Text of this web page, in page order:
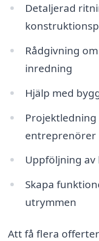
Detaljerad
Rådgivning
inredning
Hjälp med
entreprenörer
Uppföljning
Skapa
utrymmen
Att få flera